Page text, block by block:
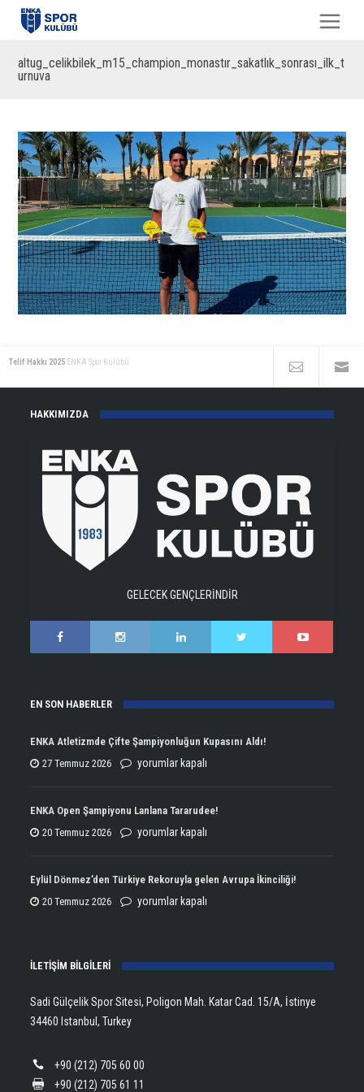
altug_celikbilek_m15_champion_monastır_sakatlık_sonrası_ilk_t
urnuva
Telif Hakkı 2025 ENKA Spor Kulübü
HAKKIMIZDA
GELECEK GENÇLERİNDİR
EN SON HABERLER
ENKA Atletizmde Çifte Şampiyonluğun Kupasını Aldı!
27 Temmuz 2026
ENKA
Çifte
Şampiyonluğun
yorumlar kapalı
ENKA Open Şampiyonu Lanlana Tararudee!
20 Temmuz 2026
ENKA
Şampiyonu
Lanlana
yorumlar kapalı
Eylül Dönmez’den Türkiye Rekoruyla gelen Avrupa İkinciliği!
20 Temmuz 2026
Eylül
Rekoruyla
Avrupa
yorumlar kapalı
İLETİŞİM BİLGİLERİ
Sadi Gülçelik Spor Sitesi, Poligon Mah. Katar Cad. 15/A, İstinye
34460 Istanbul, Turkey
+90 (212) 705 60 00
+90 (212) 705 61 11